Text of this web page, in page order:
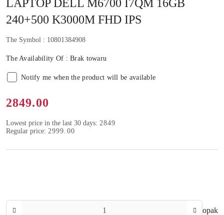
LAPTOP DELL M6700 I7QM 16GB
240+500 K3000M FHD IPS
The Symbol : 10801384908
The Availability Of :Brak towaru
Notify me when the product will be available
Price:
2849.00
Lowest price in the last 30 days: 2849
Regular price: 2999.00
opak